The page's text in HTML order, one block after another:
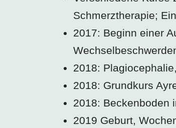
Schmerztherapie;
2017: Beginn einer
2018:
2018: Grundkurs
2018: Beckenboden
2019 Geburt,